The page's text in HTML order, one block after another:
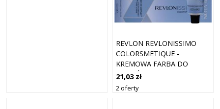
REVLON REVLONISSIMO
COLORSMETIQUE -
KREMOWA FARBA DO
WŁOSÓW, 60ML 5,12 |
JASNY POPIELATY
OPALIZUJĄCY BRĄZ
21,03 zł
2 oferty